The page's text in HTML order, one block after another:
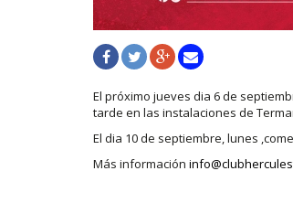
El próximo jueves dia 6 de
tarde en las instalaciones de
El dia 10 de septiembre, lunes
Más información